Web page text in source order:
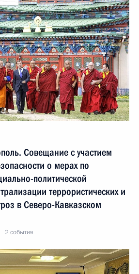
Совещание с участием
о мерах по
политической
террористических и
в Северо-Кавказском
2 события